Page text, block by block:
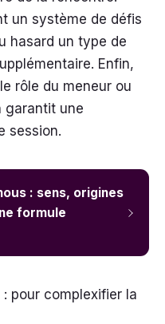
un système de défis
hasard un type de
Enfin,
rôle du meneur ou
garantit une
session.
: sens, origines
formule
: pour complexifier la